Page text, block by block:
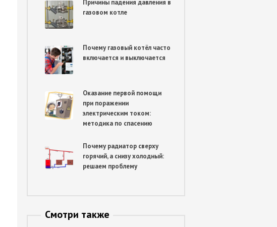
Причины падения давления в
газовом котле
Почему газовый котёл часто
включается и выключается
Оказание первой помощи
при поражении
электрическим током:
методика по спасению
Почему радиатор сверху
горячий, а снизу холодный:
решаем проблему
Смотри также